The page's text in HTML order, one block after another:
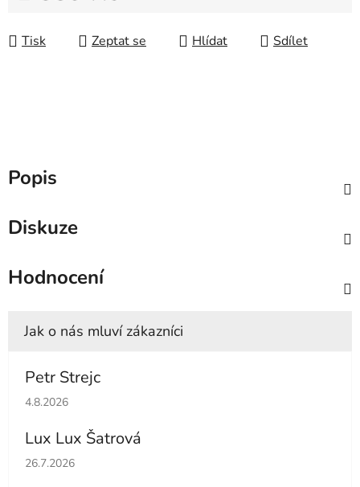
Tisk
Zeptat se Hlídat Sdílet
Popis
Diskuze
Hodnocení
Petr Strejc
Hodnocení obchodu je 5 z 5 hvězdiček.
4.8.2026
Lux Lux Šatrová
Hodnocení obchodu je 5 z 5 hvězdiček.
26.7.2026